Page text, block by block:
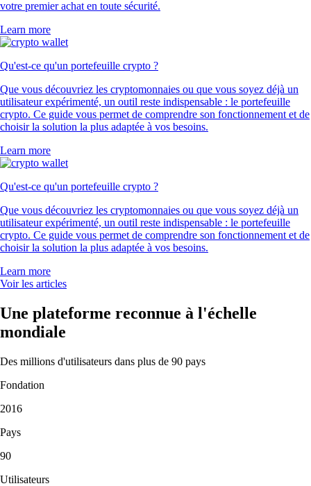
votre premier achat en toute sécurité.
Learn more
Qu'est-ce qu'un portefeuille crypto ?
Que vous découvriez les cryptomonnaies ou que vous soyez déjà un
utilisateur expérimenté, un outil reste indispensable : le portefeuille
crypto. Ce guide vous permet de comprendre son fonctionnement et de
choisir la solution la plus adaptée à vos besoins.
Learn more
Qu'est-ce qu'un portefeuille crypto ?
Que vous découvriez les cryptomonnaies ou que vous soyez déjà un
utilisateur expérimenté, un outil reste indispensable : le portefeuille
crypto. Ce guide vous permet de comprendre son fonctionnement et de
choisir la solution la plus adaptée à vos besoins.
Learn more
Voir les articles
Une plateforme reconnue à l'échelle
mondiale
Des millions d'utilisateurs dans plus de 90 pays
Fondation
2016
Pays
90
Utilisateurs